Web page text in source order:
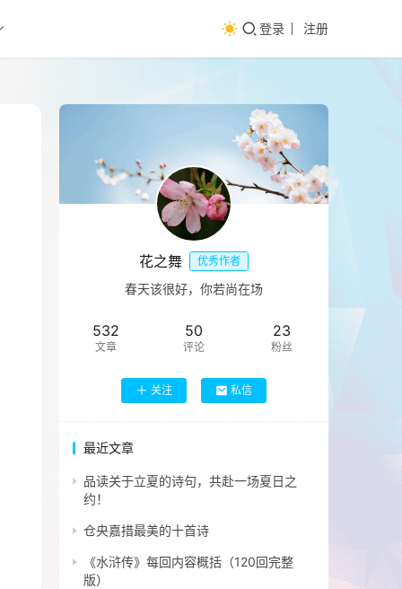
登录 注册
花之舞 优秀作者
春天该很好，你若尚在场
532
文章
50
评论
23
粉丝
关注 私信
最近文章
品读关于立夏的诗句，共赴一场夏日之
约！
仓央嘉措最美的十首诗
《水浒传》每回内容概括（120回完整
版）